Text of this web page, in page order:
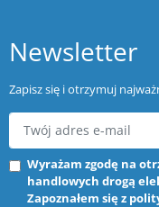
Newsletter
Zapisz się i otrzymuj
Wyrażam zgodę na
handlowych drogą
Zapoznałem się z